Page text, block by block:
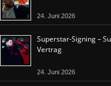
24. Juni 2026
Superstar-Signing –
Vertrag
24. Juni 2026